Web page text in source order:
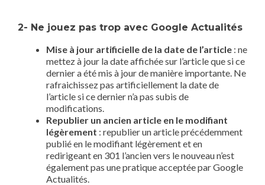
2- Ne jouez pas trop avec Google Actualités
Mise à jour artificielle de la date de l’article : ne
mettez à jour la date affichée sur l’article que si ce
dernier a été mis à jour de manière importante. Ne
rafraichissez pas artificiellement la date de
l’article si ce dernier n’a pas subis de
modifications.
Republier un ancien article en le modifiant
légèrement : republier un article précédemment
publié en le modifiant légèrement et en
redirigeant en 301 l’ancien vers le nouveau n’est
également pas une pratique acceptée par Google
Actualités.